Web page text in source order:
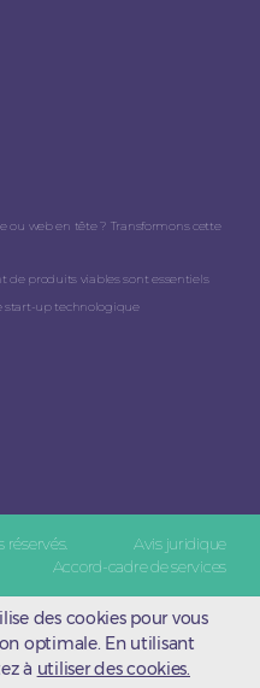
ou web en tête ? Transformons cette
de produits viables sont essentiels
start-up technologique
réservés.
Avis juridique
Accord-cadre de services
des cookies pour vous
optimale. En utilisant
à utiliser des cookies.